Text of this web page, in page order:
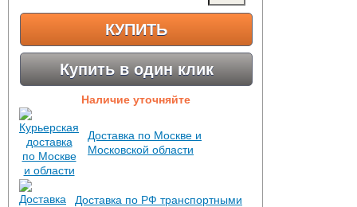
КУПИТЬ
Купить в один клик
Наличие уточняйте
Доставка по Москве и
Московской области
Доставка по РФ транспортными